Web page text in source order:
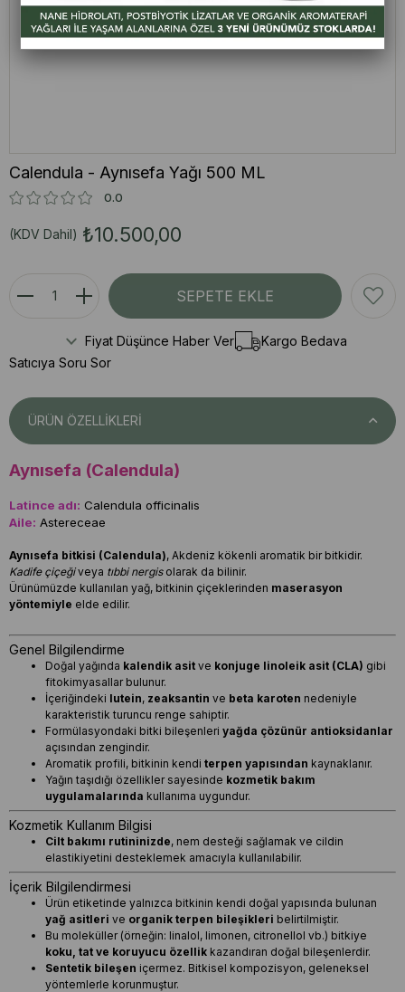
Calendula - Aynısefa Yağı 500 ML
0.0
₺10.500,00
(KDV Dahil)
Fiyat Düşünce Haber Ver
Kargo Bedava
Satıcıya Soru Sor
ÜRÜN ÖZELLIKLERI
Aynısefa (Calendula)
Latince adı: Calendula officinalis
Aile: Astereceae
Aynısefa bitkisi (Calendula), Akdeniz kökenli aromatik bir bitkidir.
Kadife çiçeğiveya tıbbi nergisolarak da bilinir.
Ürünümüzde kullanılan yağ, bitkinin çiçeklerinden maserasyon
yöntemiyle elde edilir.
Genel Bilgilendirme
Doğal yağında kalendik asit ve konjuge linoleik asit (CLA) gibi
fitokimyasallar bulunur.
İçeriğindeki lutein, zeaksantin ve beta karoten nedeniyle
karakteristik turuncu renge sahiptir.
Formülasyondaki bitki bileşenleri yağda çözünür antioksidanlar
açısından zengindir.
Aromatik profili, bitkinin kendi terpen yapısından kaynaklanır.
Yağın taşıdığı özellikler sayesinde kozmetik bakım
uygulamalarında kullanıma uygundur.
Kozmetik Kullanım Bilgisi
Cilt bakımı rutininizde, nem desteği sağlamak ve cildin
elastikiyetini desteklemek amacıyla kullanılabilir.
İçerik Bilgilendirmesi
Ürün etiketinde yalnızca bitkinin kendi doğal yapısında bulunan
yağ asitleri ve organik terpen bileşikleri belirtilmiştir.
Bu moleküller (örneğin: linalol, limonen, citronellol vb.) bitkiye
koku, tat ve koruyucu özellik kazandıran doğal bileşenlerdir.
Sentetik bileşen içermez. Bitkisel kompozisyon, geleneksel
yöntemlerle korunmuştur.